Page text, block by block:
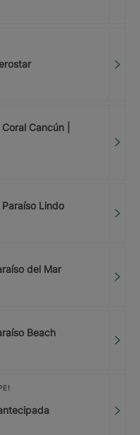
Cancún |
Lindo
del Mar
Beach